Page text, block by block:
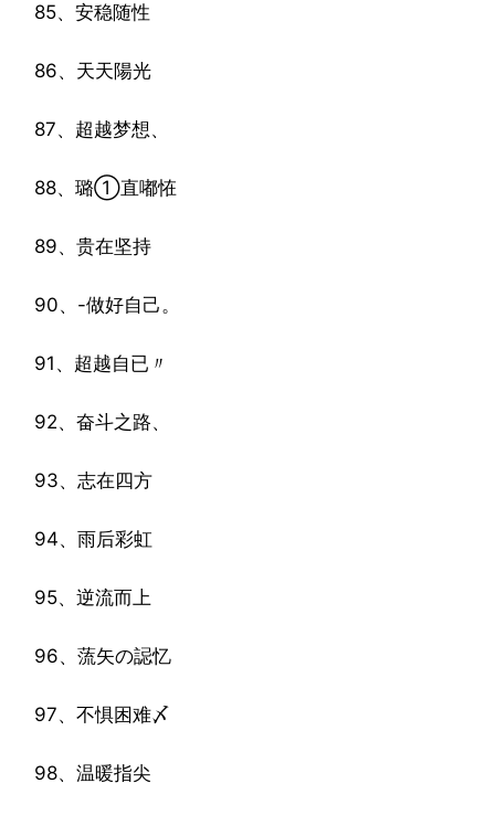
85、安稳随性
86、天天陽光
87、超越梦想、
88、璐①直嘟恠
89、贵在坚持
90、-做好自己。
91、超越自已〃
92、奋斗之路、
93、志在四方
94、雨后彩虹
95、逆流而上
96、蓅矢の誋忆
97、不惧困难〆
98、温暖指尖